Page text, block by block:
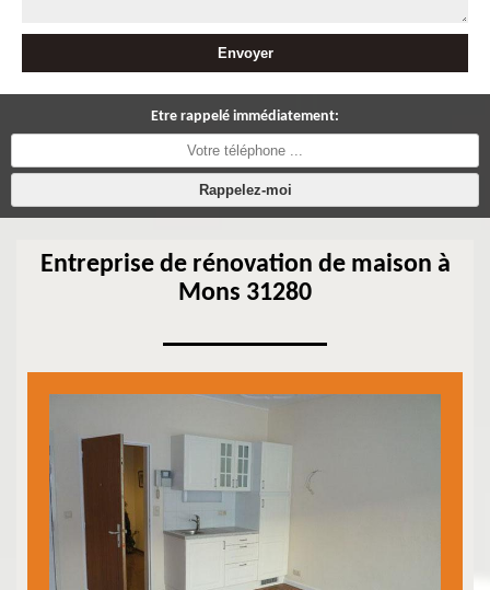
Etre rappelé immédiatement:
Entreprise de rénovation de maison à
Mons 31280